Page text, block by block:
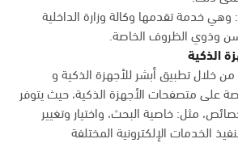
خدمة تقدمها وكالة وزارة الداخلية
وذوي الظروف الخاصة.
الذكية
خلال تطبيق أبشر للأجهزة الذكية و
على متصفحات الأجهزة الذكية، حيث يتوفر
مثل: خاصية البحث، واختيار وتغيير
الخدمات الإلكترونية المختلفة